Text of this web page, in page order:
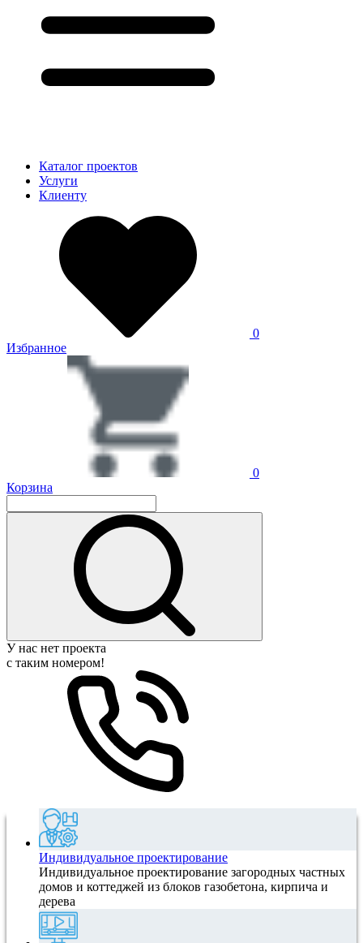
Каталог проектов
Услуги
Клиенту
0
Избранное
0
Корзина
У нас нет проекта
с таким номером!
Индивидуальное проектирование
Индивидуальное проектирование загородных частных
домов и коттеджей из блоков газобетона, кирпича и
дерева